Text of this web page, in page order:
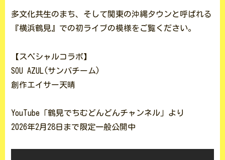
多文化共生のまち、そして関東の沖縄タウンと呼ばれる
『横浜鶴見』での初ライブの模様をご覧ください。
【スペシャルコラボ】
SOU AZUL(サンバチーム)
創作エイサー天晴
YouTube「鶴見でちむどんどんチャンネル」より
2026年2月28日まで限定一般公開中